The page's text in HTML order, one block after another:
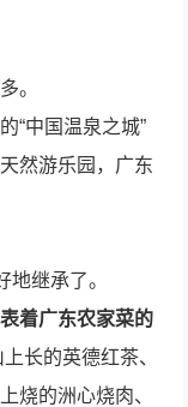
。
“中国温泉之城”
然游乐园，广东
地继承了。
着广东农家菜的
长的英德红茶、
烧的洲心烧肉、